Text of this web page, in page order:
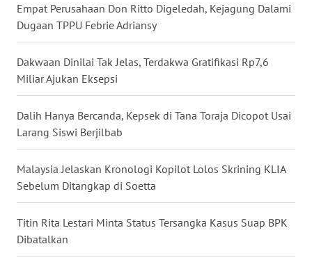
Empat Perusahaan Don Ritto Digeledah, Kejagung Dalami
Dugaan TPPU Febrie Adriansy
Dakwaan Dinilai Tak Jelas, Terdakwa Gratifikasi Rp7,6
Miliar Ajukan Eksepsi
Dalih Hanya Bercanda, Kepsek di Tana Toraja Dicopot Usai
Larang Siswi Berjilbab
Malaysia Jelaskan Kronologi Kopilot Lolos Skrining KLIA
Sebelum Ditangkap di Soetta
Titin Rita Lestari Minta Status Tersangka Kasus Suap BPK
Dibatalkan
WN
SUMBAR
WN
SUMSEL
WN
BENGKULU
WN
WN